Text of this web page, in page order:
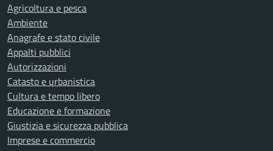
Agricoltura e pesca
Ambiente
Anagrafe e stato civile
Appalti pubblici
Autorizzazioni
Catasto e urbanistica
Cultura e tempo libero
Educazione e formazione
Giustizia e sicurezza pubblica
Imprese e commercio